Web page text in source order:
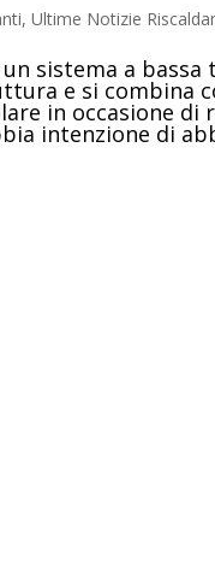
,Ultime Notizie
un sistema a
e si combina
in occasione
intenzione di